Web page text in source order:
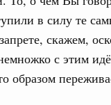
в силу те
скажем,
с этим
образом
более
и ликвидация их